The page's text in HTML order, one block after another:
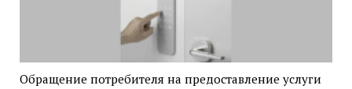
Обращение потребителя на предоставление услуги